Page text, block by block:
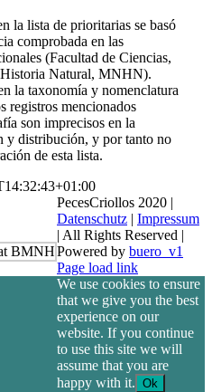
la lista de prioritarias se basó
comprobada en las
(Facultad de Ciencias,
Natural, MNHN).
la taxonomía y nomenclatura
registros mencionados
son imprecisos en la
y distribución, y por tanto no
de esta lista.
PecesCriollos 2020 |
Datenschutz | Impressum
| All Rights Reserved |
Powered by buero_v1
Facebook
Page load link
We use cookies to ensure
that we give you the best
experience on our
website. If you continue
to use this site we will
assume that you are
happy with it. Ok